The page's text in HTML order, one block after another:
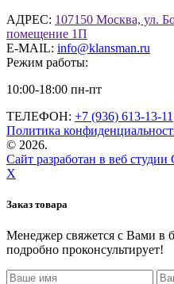
АДРЕС: 107150 Москва, ул.
помещение 1П
E-MAIL: info@klansman.ru
Режим работы:
10:00-18:00 пн-пт
ТЕЛЕФОН: +7 (936) 613-13-11
Политика
© 2026.
Сайт разработан в веб
X
Заказ товара
Менеджер свяжется с Вами в
подробно проконсультирует!